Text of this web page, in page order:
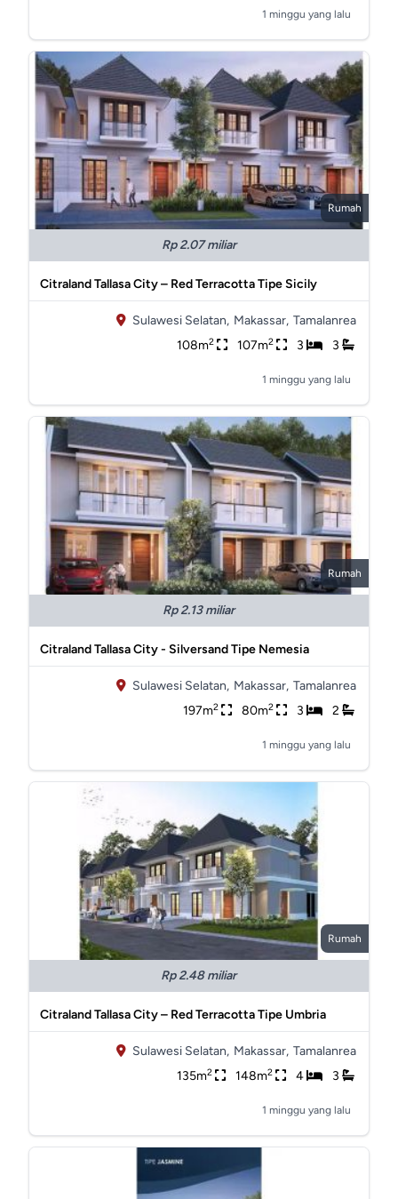
1 minggu yang lalu
Rumah
Rp 2.07 miliar
Citraland Tallasa City – Red Terracotta Tipe Sicily
Sulawesi Selatan, Makassar, Tamalanrea
108m2 107m2 3 3
1 minggu yang lalu
Rumah
Rp 2.13 miliar
Citraland Tallasa City - Silversand Tipe Nemesia
Sulawesi Selatan, Makassar, Tamalanrea
197m2 80m2 3 2
1 minggu yang lalu
Rumah
Rp 2.48 miliar
Citraland Tallasa City – Red Terracotta Tipe Umbria
Sulawesi Selatan, Makassar, Tamalanrea
135m2 148m2 4 3
1 minggu yang lalu